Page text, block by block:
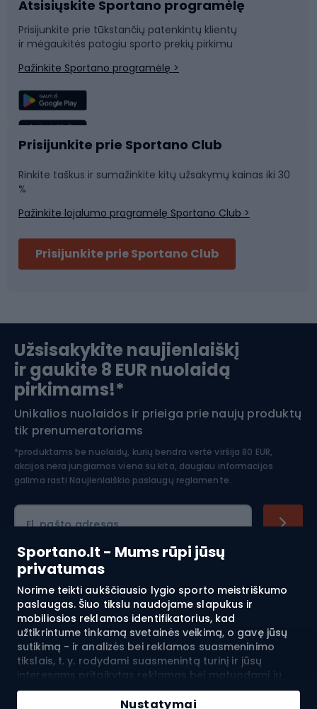
Sportano.lt - Mums rūpi jūsų
privatumas
Norime teikti aukščiausio lygio sporto meistriškumo
paslaugas. Šiuo tikslu naudojame slapukus ir
mobiliosios reklamos identifikatorius, kad
užtikrintume tinkamą svetainės veikimą, o gavę jūsų
sutikimą - ir analizės bei reklamos suasmeninimo
tikslais, t. y. rodydami suasmenintą turinį ir jūsų
interesams pritaikytas reklamas bei matuodami jų
efektyvumą. Slapukai ir mobiliosios reklamos
identifikatoriai gali būti naudojami tiek suasmenintai,
Nustatymai
Dviračių dalys
Laipiojimas
Žvejyba
Sportinė medicina
Rogutės ir čiuožynės
Snieglenčių sportas
Plaukimas
Komandinis sportas
Slidinėjimas
Apranga žiemos sportui
Šiaurietiškas ėjimas
Atsisiųskite Sportano programėlę
Prisijunkite prie tūkstančių patenkintų klientų
ir mėgaukitės patogiu sporto prekių pirkimu
Pažinkite Sportano programėlę >
Prisijunkite prie Sportano Club
Rinkite taškus ir sumažinkite kitų užsakymų kainas iki 30
%
Pažinkite lojalumo programėlę Sportano Club >
Prisijunkite prie Sportano Club
Užsisakykite naujienlaiškį
ir gaukite 8 EUR nuolaidą
pirkimams!*
Unikalios nuolaidos ir prieiga prie naujų produktų
tik prenumeratoriams
*produktams be nuolaidų, kurių bendra vertė viršija 80 EUR,
akcijos nėra jungiamos viena su kita, daugiau informacijos
galima rasti Naujienlaiškio paslaugų reglamente.
El. pašto adresas
Pirkimas
Klientų aptarnavimas
Reglamentai
Apie mus